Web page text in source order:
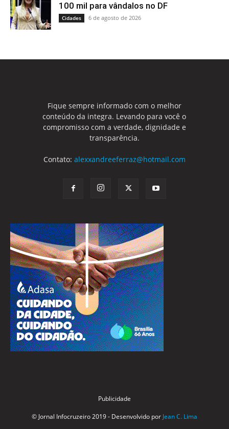
100 mil para vândalos no DF
Cidades 6 de agosto de 2026
Fique sempre informado com o melhor
conteúdo da integra. Levando para você o
compromisso com a verdade, dignidade e
transparência.
Contato: alexxandreeferraz@hotmail.com
Publicidade
© Jornal Infocruzeiro 2019 - Desenvolvido por Jean C. Lima